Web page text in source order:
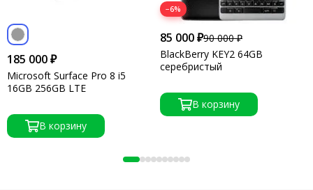
185 000 ₽
Microsoft Surface Pro 8 i5
16GB 256GB LTE
В корзину
−6%
85 000 ₽90 000 ₽
BlackBerry KEY2 64GB
серебристый
В корзину